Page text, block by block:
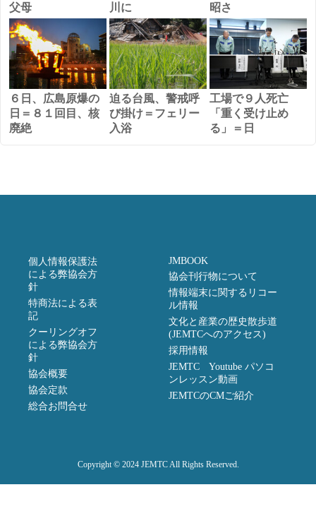
父母
川に
昭さ
６日、広島原爆の
日＝８１回目、核
廃絶
迫る台風、警戒呼
び掛け＝フェリー
入浴
工場で９人死亡
「重く受け止め
る」＝日
個人情報保護法
による弊協会方
針
特商法による表
記
クーリングオフ
による弊協会方
針
協会概要
協会定款
総合お問合せ
JMBOOK
協会刊行物について
情報端末に関するリコー
ル情報
文化と産業の歴史散歩道
(JEMTCへのアクセス)
採用情報
JEMTC Youtube パソコ
ンレッスン動画
JEMTCのCMご紹介
Copyright © 2024 JEMTC All Rights Reserved.